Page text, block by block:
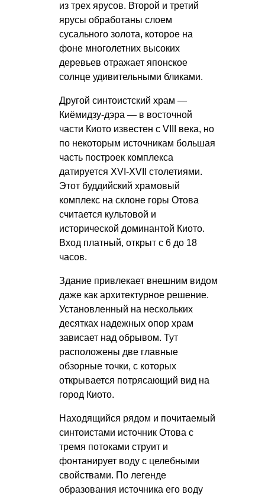
из трех ярусов. Второй и третий
ярусы обработаны слоем
сусального золота, которое на
фоне многолетних высоких
деревьев отражает японское
солнце удивительными бликами.
Другой синтоистский храм —
Киёмидзу-дэра — в восточной
части Киото известен с VIII века, но
по некоторым источникам большая
часть построек комплекса
датируется XVI-XVII столетиями.
Этот буддийский храмовый
комплекс на склоне горы Отова
считается культовой и
исторической доминантой Киото.
Вход платный, открыт с 6 до 18
часов.
Здание привлекает внешним видом
даже как архитектурное решение.
Установленный на нескольких
десятках надежных опор храм
зависает над обрывом. Тут
расположены две главные
обзорные точки, с которых
открывается потрясающий вид на
город Киото.
Находящийся рядом и почитаемый
синтоистами источник Отова с
тремя потоками струит и
фонтанирует воду с целебными
свойствами. По легенде
образования источника его воду